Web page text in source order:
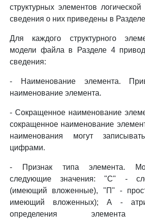
структурных элементов
сведения о них приведены в
Для каждого структурного
модели файла в Разделе 4
сведения:
- Наименование элемента.
наименование элемента.
- Сокращенное наименование
сокращенное наименование
наименования могут
цифрами.
- Признак типа элемента.
следующие значения: "С" -
(имеющий вложенные), "П" -
имеющий вложенных); А -
определения элемента